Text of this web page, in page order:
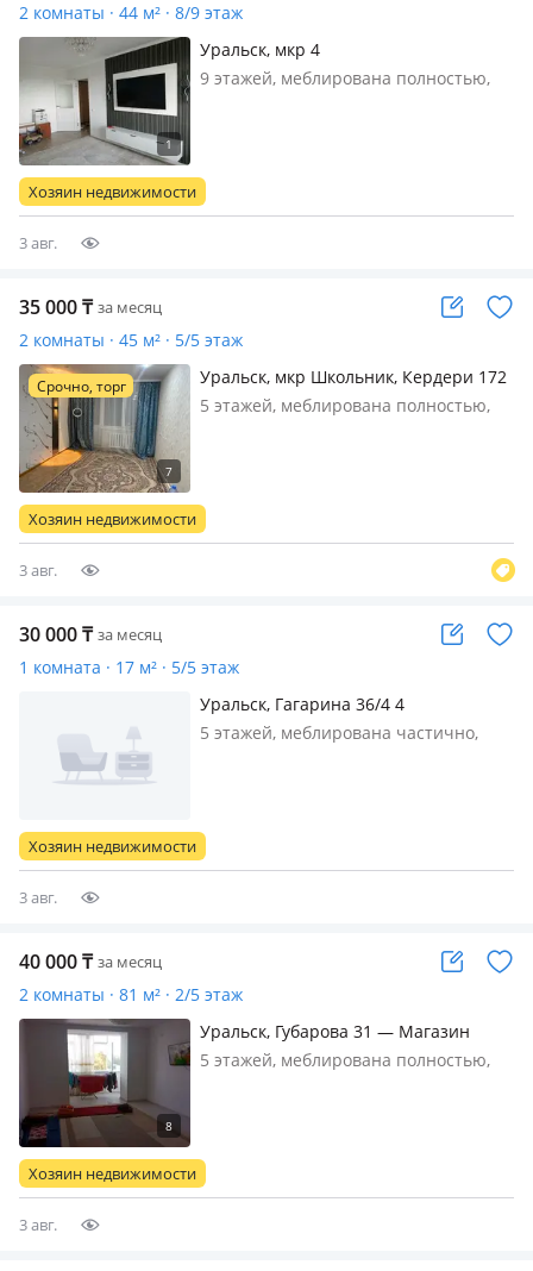
2 комнаты · 44 м² · 8/9 этаж
Уральск, мкр 4
9 этажей, меблирована полностью,
совместного проживания.
СЕМЕЙНЫМ, ЛИЦАМ МУЖКОГО
Хозяин недвижимости
3 авг.
35 000₸ за месяц
2 комнаты · 45 м² · 5/5 этаж
Срочно, торг
Уральск, мкр Школьник, Кердери 172
— Казииту,диана,маг орал
5 этажей, меблирована полностью,
Хозяин недвижимости
3 авг.
30 000₸ за месяц
1 комната · 17 м² · 5/5 этаж
Уральск, Гагарина 36/4 4
5 этажей, меблирована частично,
долгий срок, семейным, или
работаюшим не пьющим людям.
Хозяин недвижимости
3 авг.
40 000₸ за месяц
2 комнаты · 81 м² · 2/5 этаж
Уральск, Губарова 31 — Магазин
Экспрасс
5 этажей, меблирована полностью,
Хозяин недвижимости
3 авг.